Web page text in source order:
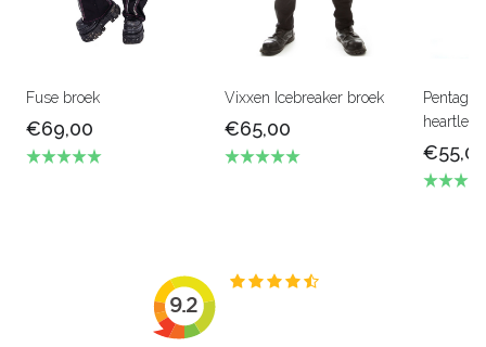
Fuse broek
€69,00
Vixxen Icebreaker broek
€65,00
heartless